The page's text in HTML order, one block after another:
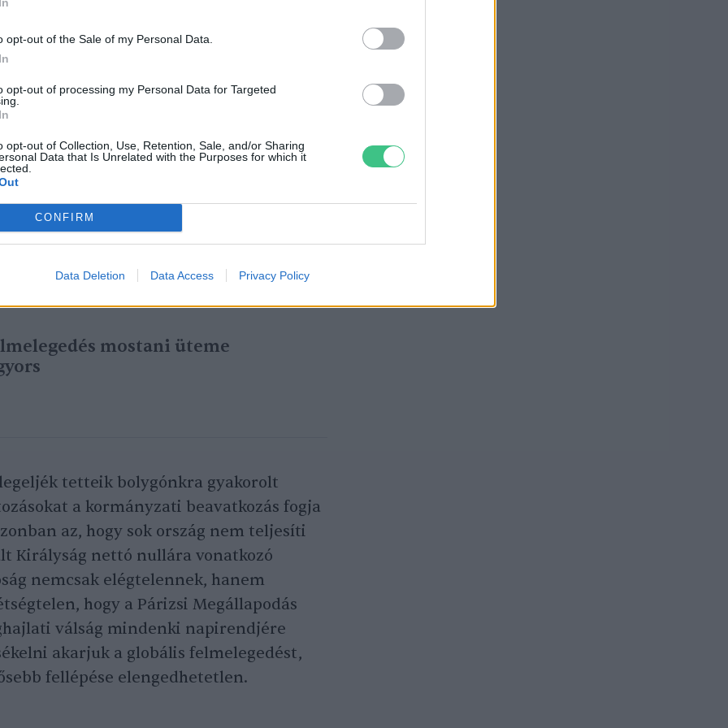
opt-out of the Sale of my Personal Data.
opt-out of processing my Personal Data for Targeted
opt-out of Collection, Use, Retention, Sale, and/or Sharing
Data that Is Unrelated with the Purposes for which it
CONFIRM
Data Deletion Data Access Privacy Policy
felmelegedés legnagyobb okozója.
gázok több mint háromnegyedét
a metán és a dinitrogén-oxid. Az Our
milliárd tonna CO2-t bocsátunk ki. Az
Hivatala szerint az üvegházhatású
a közlekedési ágazatból, 25 százaléka
százaléka az iparból, 13 százaléka a
11 százaléka a mezőgazdaságból,
és az erdészetből származik.
mostani üteme
tetteik bolygónkra gyakorolt
a kormányzati beavatkozás fogja
az, hogy sok ország nem teljesíti
Királyság nettó nullára vonatkozó
nemcsak elégtelennek, hanem
hogy a Párizsi Megállapodás
válság mindenki napirendjére
akarjuk a globális felmelegedést,
fellépése elengedhetetlen.